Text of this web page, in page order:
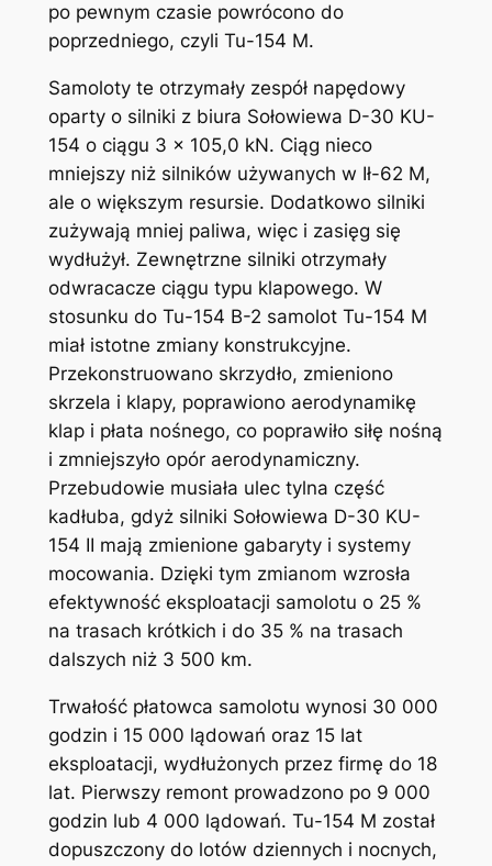
po pewnym czasie powrócono do
poprzedniego, czyli Tu-154 M.
Samoloty te otrzymały zespół napędowy
oparty o silniki z biura Sołowiewa D-30 KU-
154 o ciągu 3 x 105,0 kN. Ciąg nieco
mniejszy niż silników używanych w Ił-62 M,
ale o większym resursie. Dodatkowo silniki
zużywają mniej paliwa, więc i zasięg się
wydłużył. Zewnętrzne silniki otrzymały
odwracacze ciągu typu klapowego. W
stosunku do Tu-154 B-2 samolot Tu-154 M
miał istotne zmiany konstrukcyjne.
Przekonstruowano skrzydło, zmieniono
skrzela i klapy, poprawiono aerodynamikę
klap i płata nośnego, co poprawiło siłę nośną
i zmniejszyło opór aerodynamiczny.
Przebudowie musiała ulec tylna część
kadłuba, gdyż silniki Sołowiewa D-30 KU-
154 II mają zmienione gabaryty i systemy
mocowania. Dzięki tym zmianom wzrosła
efektywność eksploatacji samolotu o 25 %
na trasach krótkich i do 35 % na trasach
dalszych niż 3 500 km.
Trwałość płatowca samolotu wynosi 30 000
godzin i 15 000 lądowań oraz 15 lat
eksploatacji, wydłużonych przez firmę do 18
lat. Pierwszy remont prowadzono po 9 000
godzin lub 4 000 lądowań. Tu-154 M został
dopuszczony do lotów dziennych i nocnych,